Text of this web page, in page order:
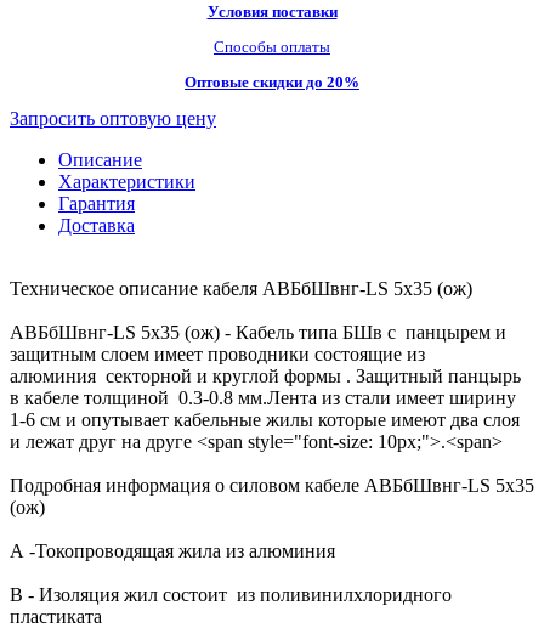
Условия поставки
Способы оплаты
Оптовые скидки до 20%
Запросить оптовую цену
Описание
Характеристики
Гарантия
Доставка
Техническое описание кабеля АВБбШвнг-LS 5х35 (ож)
АВБбШвнг-LS 5х35 (ож) - Кабель типа БШв с панцырем и
защитным слоем имеет проводники состоящие из
алюминия секторной и круглой формы . Защитный панцырь
в кабеле толщиной 0.3-0.8 мм.Лента из стали имеет ширину
1-6 см и опутывает кабельные жилы которые имеют два слоя
и лежат друг на друге <span style="font-size: 10px;">.<span>
Подробная информация о силовом кабеле АВБбШвнг-LS 5х35
(ож)
А -Токопроводящая жила из алюминия
В - Изоляция жил состоит из поливинилхлоридного
пластиката